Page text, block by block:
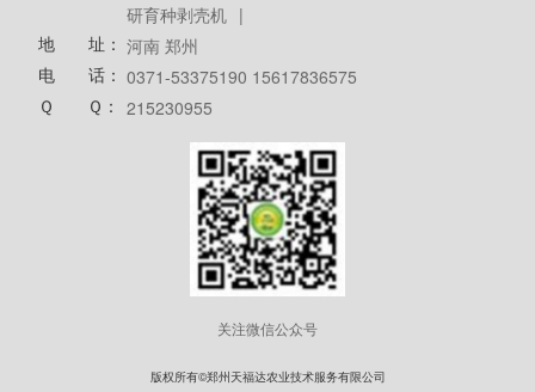
研育种剥壳机 |
地 址： 河南 郑州
电 话： 0371-53375190 15617836575
Ｑ Ｑ： 215230955
关注微信公众号
版权所有©郑州天福达农业技术服务有限公司